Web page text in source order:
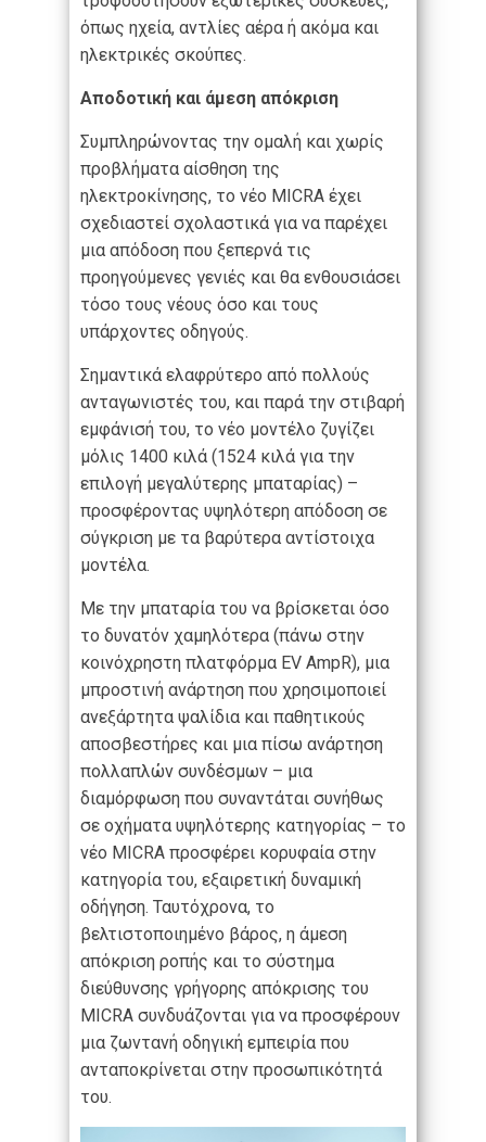
όπως ηχεία, αντλίες αέρα ή ακόμα και
ηλεκτρικές σκούπες.
Αποδοτική και άμεση απόκριση
Συμπληρώνοντας την ομαλή και χωρίς
προβλήματα αίσθηση της
ηλεκτροκίνησης, το νέο MICRA έχει
σχεδιαστεί σχολαστικά για να παρέχει
μια απόδοση που ξεπερνά τις
προηγούμενες γενιές και θα ενθουσιάσει
τόσο τους νέους όσο και τους
υπάρχοντες οδηγούς.
Σημαντικά ελαφρύτερο από πολλούς
ανταγωνιστές του, και παρά την στιβαρή
εμφάνισή του, το νέο μοντέλο ζυγίζει
μόλις 1400 κιλά (1524 κιλά για την
επιλογή μεγαλύτερης μπαταρίας) –
προσφέροντας υψηλότερη απόδοση σε
σύγκριση με τα βαρύτερα αντίστοιχα
μοντέλα.
Με την μπαταρία του να βρίσκεται όσο
το δυνατόν χαμηλότερα (πάνω στην
κοινόχρηστη πλατφόρμα EV AmpR), μια
μπροστινή ανάρτηση που χρησιμοποιεί
ανεξάρτητα ψαλίδια και παθητικούς
αποσβεστήρες και μια πίσω ανάρτηση
πολλαπλών συνδέσμων – μια
διαμόρφωση που συναντάται συνήθως
σε οχήματα υψηλότερης κατηγορίας – το
νέο MICRA προσφέρει κορυφαία στην
κατηγορία του, εξαιρετική δυναμική
οδήγηση. Ταυτόχρονα, το
βελτιστοποιημένο βάρος, η άμεση
απόκριση ροπής και το σύστημα
διεύθυνσης γρήγορης απόκρισης του
MICRA συνδυάζονται για να προσφέρουν
μια ζωντανή οδηγική εμπειρία που
ανταποκρίνεται στην προσωπικότητά
του.